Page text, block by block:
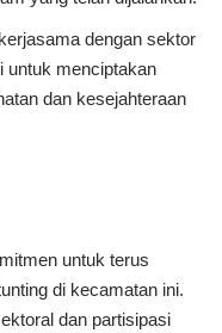
dengan sektor
untuk menciptakan
dan kesejahteraan
untuk terus
di kecamatan ini.
dan partisipasi